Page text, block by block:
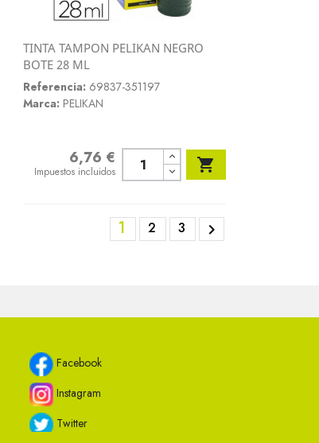
TINTA TAMPON PELIKAN NEGRO
BOTE 28 ML
Referencia: 69837-351197
Marca: PELIKAN
6,76 €
Impuestos incluidos 
1 2 3 
Facebook
Instagram
Twitter